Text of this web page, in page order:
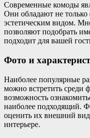
Современные комоды
Они обладают не
эстетическим видом.
позволяют подобрать
подходит для вашей
Фото и
Наиболее популярные
можно встретить среди
возможность
наиболее подходящий.
оценить их внешний
интерьере.